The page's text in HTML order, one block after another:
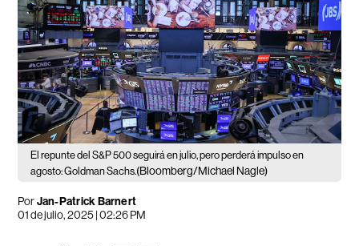
El repunte del S&P 500 seguirá en julio, pero perderá impulso en
agosto: Goldman Sachs.(Bloomberg/Michael Nagle)
PorJan-Patrick Barnert
01 de julio, 2025 | 02:26 PM